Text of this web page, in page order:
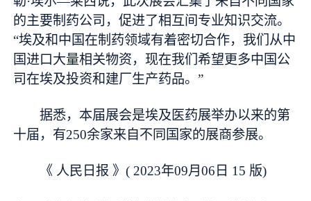
的主要制药公司，促进了相互间专业知识交流。
“埃及和中国在制药领域有着密切合作，我们从中
国进口大量相关物资，现在我们希望更多中国公
司在埃及投资和建厂生产药品。”
据悉，本届展会是埃及医药展举办以来的第
十届，有250余家来自不同国家的展商参展。
《 人民日报 》( 2023年09月06日 15 版)